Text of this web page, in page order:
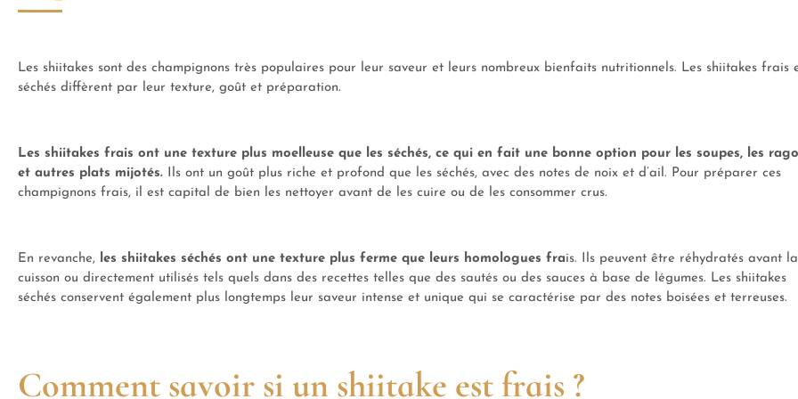
Les shiitakes sont des champignons très populaires pour leur saveur et leurs nombreux bienfaits nutritionnels. Les shiitakes frais
séchés diffèrent par leur texture, goût et préparation.
Les shiitakes frais ont une texture plus moelleuse que les séchés, ce qui en fait une bonne option pour les soupes, les
et autres plats mijotés. Ils ont un goût plus riche et profond que les séchés, avec des notes de noix et d’ail. Pour préparer ces
champignons frais, il est capital de bien les nettoyer avant de les cuire ou de les consommer crus.
En revanche, les shiitakes séchés ont une texture plus ferme que leurs homologues frais. Ils peuvent être réhydratés avant la
cuisson ou directement utilisés tels quels dans des recettes telles que des sautés ou des sauces à base de légumes. Les shiitakes
séchés conservent également plus longtemps leur saveur intense et unique qui se caractérise par des notes boisées et terreuses.
Comment savoir si un shiitake est frais ?